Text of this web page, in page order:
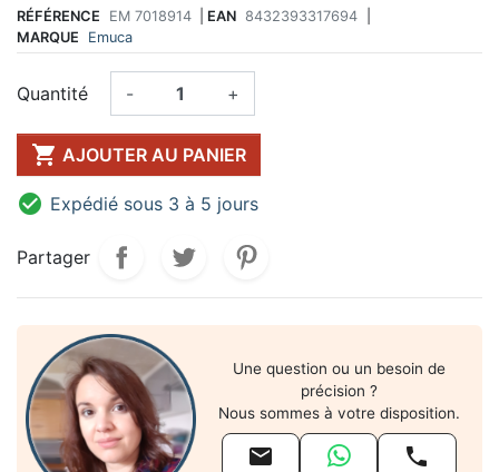
RÉFÉRENCE EM 7018914 EAN 8432393317694
MARQUE
Emuca
Quantité - +
 AJOUTER AU PANIER
 Expédié sous 3 à 5 jours
Partager
Une question ou un besoin de
précision ?
Nous sommes à votre disposition.
 